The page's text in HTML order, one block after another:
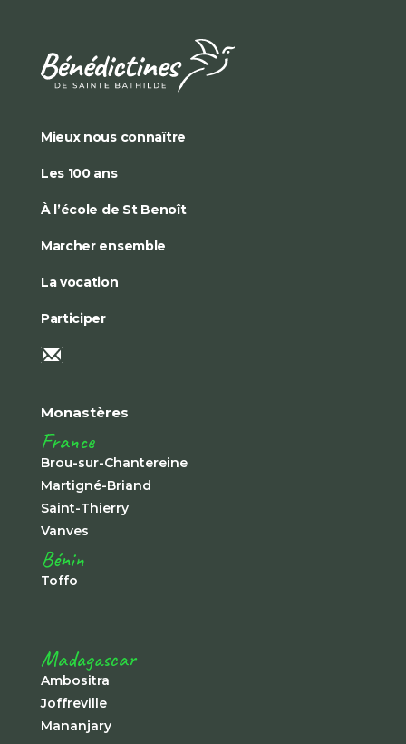
Mieux nous connaître
Les 100 ans
À l’école de St Benoît
Marcher ensemble
La vocation
Participer
Monastères
France
Brou-sur-Chantereine
Martigné-Briand
Saint-Thierry
Vanves
Bénin
Toffo
Madagascar
Ambositra
Joffreville
Mananjary